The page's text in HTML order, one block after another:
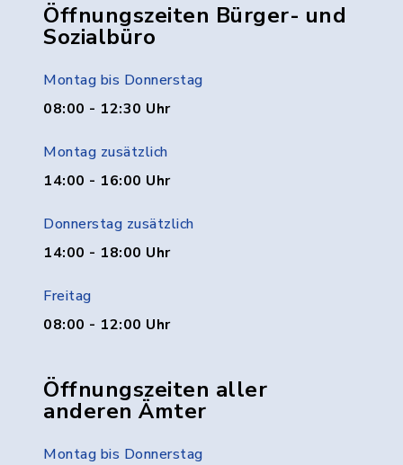
Öffnungszeiten Bürger- und
Sozialbüro
Montag bis Donnerstag
08:00 - 12:30 Uhr
Montag zusätzlich
14:00 - 16:00 Uhr
Donnerstag zusätzlich
14:00 - 18:00 Uhr
Freitag
08:00 - 12:00 Uhr
Öffnungszeiten aller
anderen Ämter
Montag bis Donnerstag